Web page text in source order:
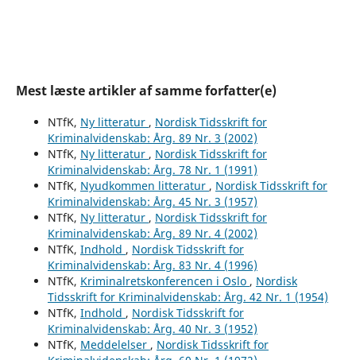
Mest læste artikler af samme forfatter(e)
NTfK, Ny litteratur , Nordisk Tidsskrift for
Kriminalvidenskab: Årg. 89 Nr. 3 (2002)
NTfK, Ny litteratur , Nordisk Tidsskrift for
Kriminalvidenskab: Årg. 78 Nr. 1 (1991)
NTfK, Nyudkommen litteratur , Nordisk Tidsskrift for
Kriminalvidenskab: Årg. 45 Nr. 3 (1957)
NTfK, Ny litteratur , Nordisk Tidsskrift for
Kriminalvidenskab: Årg. 89 Nr. 4 (2002)
NTfK, Indhold , Nordisk Tidsskrift for
Kriminalvidenskab: Årg. 83 Nr. 4 (1996)
NTfK, Kriminalretskonferencen i Oslo , Nordisk
Tidsskrift for Kriminalvidenskab: Årg. 42 Nr. 1 (1954)
NTfK, Indhold , Nordisk Tidsskrift for
Kriminalvidenskab: Årg. 40 Nr. 3 (1952)
NTfK, Meddelelser , Nordisk Tidsskrift for